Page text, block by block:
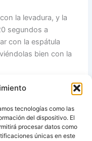
tecnologías como las
del dispositivo. El
procesar datos como
únicas en este
la levadura, y la
segundos a
con la espátula
bien con la
Hornear durante